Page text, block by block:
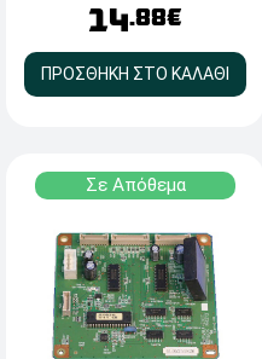
14.88€
ΠΡΟΣΘΗΚΗ ΣΤΟ ΚΑΛΑΘΙ
Σε Απόθεμα